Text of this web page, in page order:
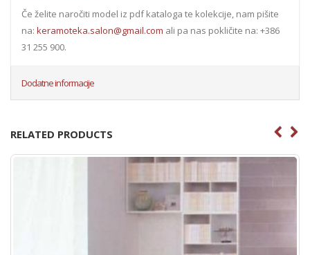
Če želite naročiti model iz pdf kataloga te kolekcije, nam pišite
na: keramoteka.salon@gmail.com ali pa nas pokličite na: +386
31 255 900.
Dodatne informacije
RELATED PRODUCTS